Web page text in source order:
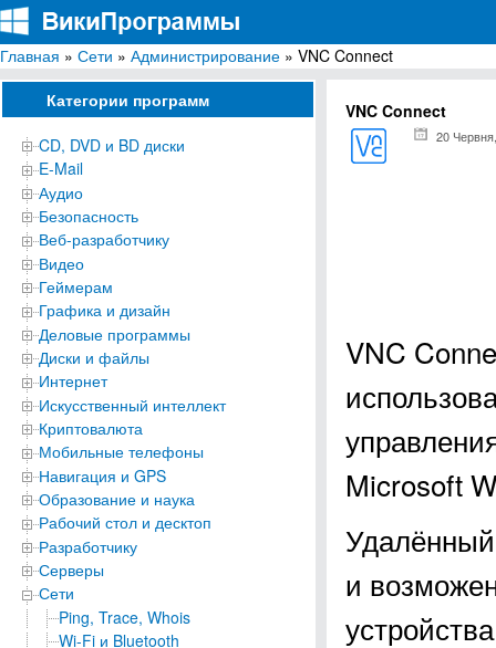
ВикиПрограммы
Энциклопедия бесплатных компьютерных программ для Windows
Главная » Сети » Администрирование » VNC Connect
Категории программ
CD, DVD и BD диски
E-Mail
Аудио
Безопасность
Веб-разработчику
Видео
Геймерам
Графика и дизайн
Деловые программы
Диски и файлы
Интернет
Искусственный интеллект
Криптовалюта
Мобильные телефоны
Навигация и GPS
Образование и наука
Рабочий стол и десктоп
Разработчику
Серверы
Сети
Ping, Trace, Whois
Wi-Fi и Bluetooth
VNC Connect
20
VNC
Microsoft
и